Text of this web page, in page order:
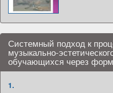
Системный подход к
музыкально-
обучающихся через
1.